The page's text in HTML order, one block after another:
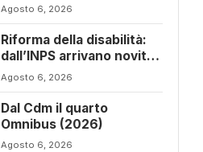
Agosto 6, 2026
Riforma della disabilità:
dall’INPS arrivano novità
sul progetto di vita
Agosto 6, 2026
Dal Cdm il quarto
Omnibus (2026)
Agosto 6, 2026